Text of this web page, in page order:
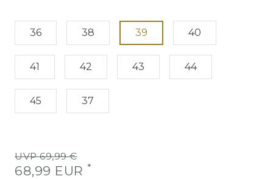
36 38 39 40
41 42 43 44
45 37
UVP 69,99 €
68,99 EUR *